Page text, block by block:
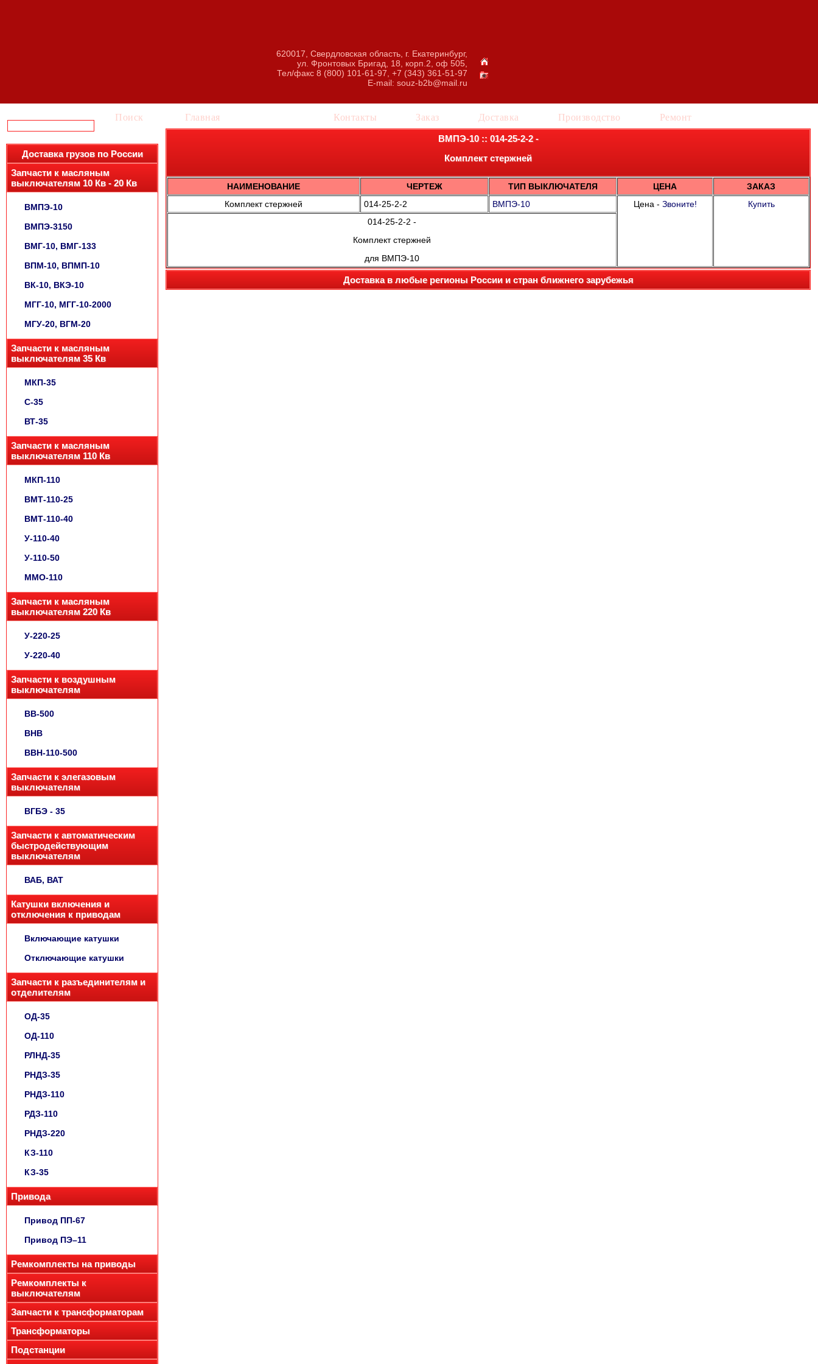
620017, Свердловская область, г. Екатеринбург,
ул. Фронтовых Бригад, 18, корп.2, оф 505,
Тел/факс 8 (800) 101-61-97, +7 (343) 361-51-97
E-mail: souz-b2b@mail.ru
Поиск
Доставка грузов по России
Запчасти к масляным
выключателям 10 Кв - 20 Кв
ВМПЭ-10
ВМПЭ-3150
ВМГ-10, ВМГ-133
ВПМ-10, ВПМП-10
ВК-10, ВКЭ-10
МГГ-10, МГГ-10-2000
МГУ-20, ВГМ-20
Запчасти к масляным
выключателям 35 Кв
МКП-35
С-35
ВТ-35
Запчасти к масляным
выключателям 110 Кв
МКП-110
ВМТ-110-25
ВМТ-110-40
У-110-40
У-110-50
ММО-110
Запчасти к масляным
выключателям 220 Кв
У-220-25
У-220-40
Запчасти к воздушным
выключателям
ВВ-500
ВНВ
ВВН-110-500
Запчасти к элегазовым
выключателям
ВГБЭ - 35
Запчасти к автоматическим
быстродействующим
выключателям
ВАБ, ВАТ
Катушки включения и
отключения к приводам
Включающие катушки
Отключающие катушки
Запчасти к разъединителям и
отделителям
ОД-35
ОД-110
РЛНД-35
РНДЗ-35
РНДЗ-110
РДЗ-110
РНДЗ-220
КЗ-110
КЗ-35
Привода
Привод ПП-67
Привод ПЭ–11
Ремкомплекты на приводы
Ремкомплекты к
выключателям
Запчасти к трансформаторам
Трансформаторы
Подстанции
Главная Контакты Заказ Доставка Производство Ремонт
ВМПЭ-10 :: 014-25-2-2 -
Комплект стержней
НАИМЕНОВАНИЕ ЧЕРТЕЖ ТИП ВЫКЛЮЧАТЕЛЯ ЦЕНА
ЗАКАЗ
Комплект стержней
014-25-2-2 ВМПЭ-10 Цена - Звоните!
Купить
014-25-2-2 -
Комплект стержней
для ВМПЭ-10
Доставка в любые регионы России и стран ближнего зарубежья